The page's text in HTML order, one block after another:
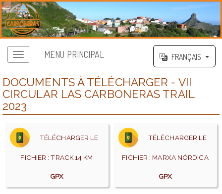
MENU PRINCIPAL FRANÇAIS
DOCUMENTS À TÉLÉCHARGER - VII
CIRCULAR LAS CARBONERAS TRAIL
2023
TÉLÉCHARGER LE
FICHIER : TRACK 14 KM
GPX
TÉLÉCHARGER LE
FICHIER : MARXA NÓRDICA
GPX